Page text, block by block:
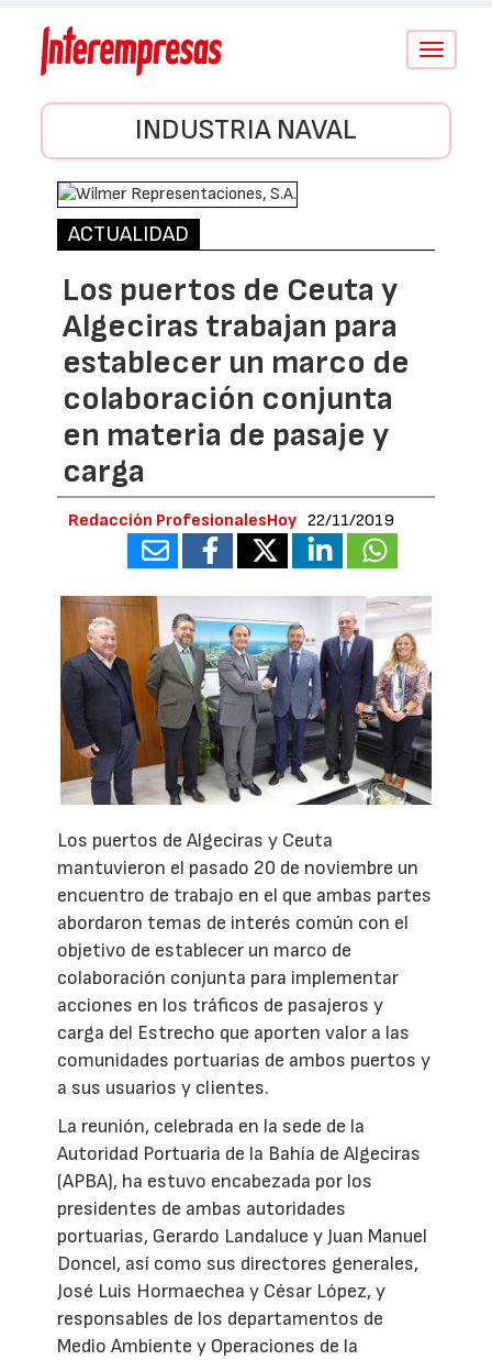
Conmutar
INDUSTRIA NAVAL
ACTUALIDAD
Los puertos de Ceuta y
Algeciras trabajan para
establecer un marco de
colaboración conjunta
en materia de pasaje y
carga
Redacción ProfesionalesHoy 22/11/2019
Los puertos de Algeciras y Ceuta
mantuvieron el pasado 20 de noviembre un
encuentro de trabajo en el que ambas partes
abordaron temas de interés común con el
objetivo de establecer un marco de
colaboración conjunta para implementar
acciones en los tráficos de pasajeros y
carga del Estrecho que aporten valor a las
comunidades portuarias de ambos puertos y
a sus usuarios y clientes.
La reunión, celebrada en la sede de la
Autoridad Portuaria de la Bahía de Algeciras
(APBA), ha estuvo encabezada por los
presidentes de ambas autoridades
portuarias, Gerardo Landaluce y Juan Manuel
Doncel, así como sus directores generales,
José Luis Hormaechea y César López, y
responsables de los departamentos de
Medio Ambiente y Operaciones de la